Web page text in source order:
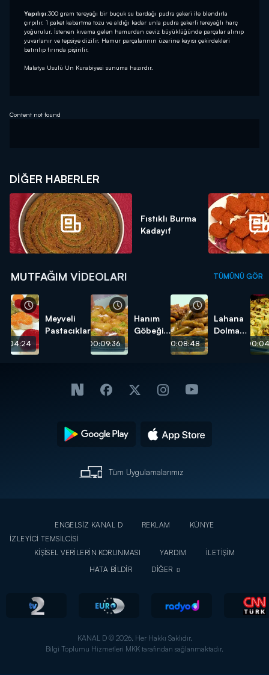
Yapılışı:300 gram tereyağı bir buçuk su bardağı pudra şekeri ile blendırla
çırpılır. 1 paket kabartma tozu ve aldığı kadar unla pudra şekerli tereyağlı harç
yoğurulur. İstenen kıvama gelen hamurdan ceviz büyüklüğünde parçalar alınıp
yuvarlanır ve tepsiye dizilir. Hamur parçalarının üzerine kayısı çekirdekleri
batırılıp fırında pişirilir.
Malatya Usulü Un Kurabiyesi sunuma hazırdır.
Content not found
DIĞER HABERLER
Fıstıklı Burma
Kadayıf
MUTFAĞIM VIDEOLARI TÜMÜNÜ GÖR
Meyveli
Pastacıklar
00:09:36
Hanım
Göbeği
00:08:48
Lahana
Dolması
Tüm Uygulamalarımız
ENGELSİZ KANAL D REKLAM
KÜNYE
İZLEYİCİ TEMSİLCİSİ
KİŞİSEL VERİLERİN KORUNMASI
YARDIM
İLETİŞİM
HATA BİLDİR
DİĞER
KANAL D © 2026. Her Hakkı Saklıdır.
Bilgi Toplumu Hizmetleri MKK tarafından sağlanmaktadır.